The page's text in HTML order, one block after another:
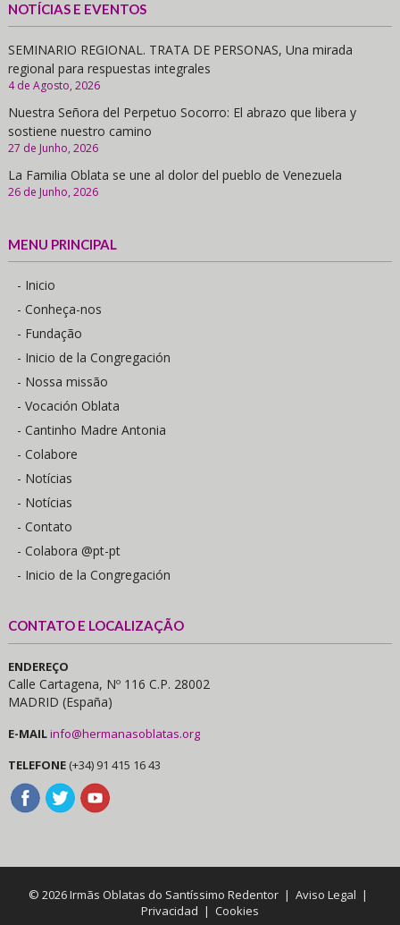
NOTÍCIAS E EVENTOS
SEMINARIO REGIONAL. TRATA DE PERSONAS, Una mirada
regional para respuestas integrales
4 de Agosto, 2026
Nuestra Señora del Perpetuo Socorro: El abrazo que libera y
sostiene nuestro camino
27 de Junho, 2026
La Familia Oblata se une al dolor del pueblo de Venezuela
26 de Junho, 2026
MENU PRINCIPAL
- Inicio
- Conheça-nos
- Fundação
- Inicio de la Congregación
- Nossa missão
- Vocación Oblata
- Cantinho Madre Antonia
- Colabore
- Notícias
- Notícias
- Contato
- Colabora @pt-pt
- Inicio de la Congregación
CONTATO E LOCALIZAÇÃO
ENDEREÇO
Calle Cartagena, Nº 116 C.P. 28002
MADRID (España)
E-MAILinfo@hermanasoblatas.org
TELEFONE (+34) 91 415 16 43
© 2026 Irmãs Oblatas do Santíssimo Redentor |Aviso Legal |
Privacidad | Cookies